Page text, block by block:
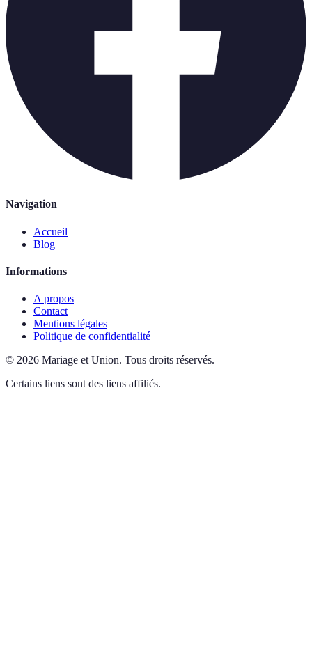
Navigation
Accueil
Blog
Informations
A propos
Contact
Mentions légales
Politique de confidentialité
© 2026 Mariage et Union. Tous droits réservés.
Certains liens sont des liens affiliés.